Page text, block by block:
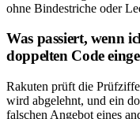
ohne Bindestriche oder
Was passiert, wenn
doppelten Code
Rakuten prüft die
wird abgelehnt, und ein
falschen Angebot eines